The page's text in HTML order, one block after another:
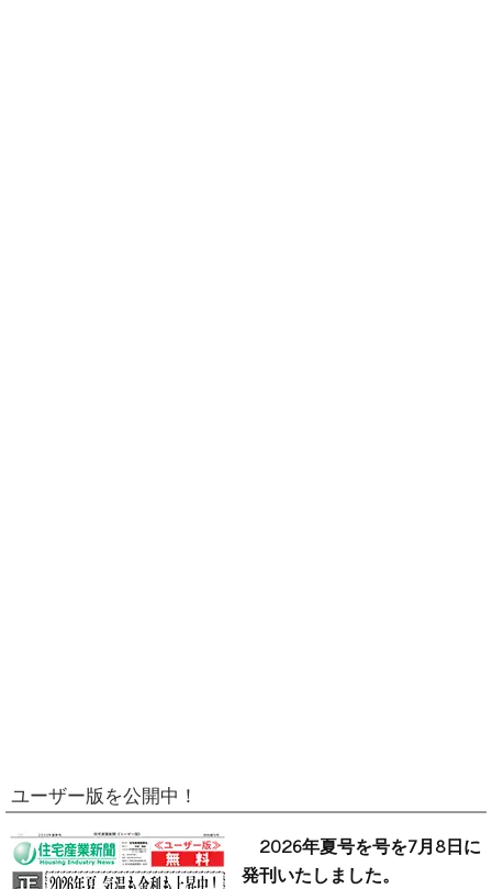
ユーザー版を公開中！
2026年夏号を号を7月8日に
発刊いたしました。